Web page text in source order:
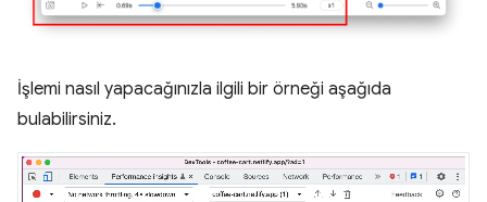
İşlemi nasıl yapacağınızla ilgili bir örneği aşağıda
bulabilirsiniz.